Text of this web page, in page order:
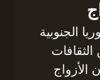
الجنوبية
الأزواج